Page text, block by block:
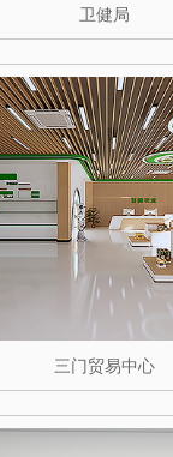
卫健局
三门贸易中心